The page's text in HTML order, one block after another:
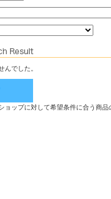
んでした。
ョップに対して希望条件に合う商